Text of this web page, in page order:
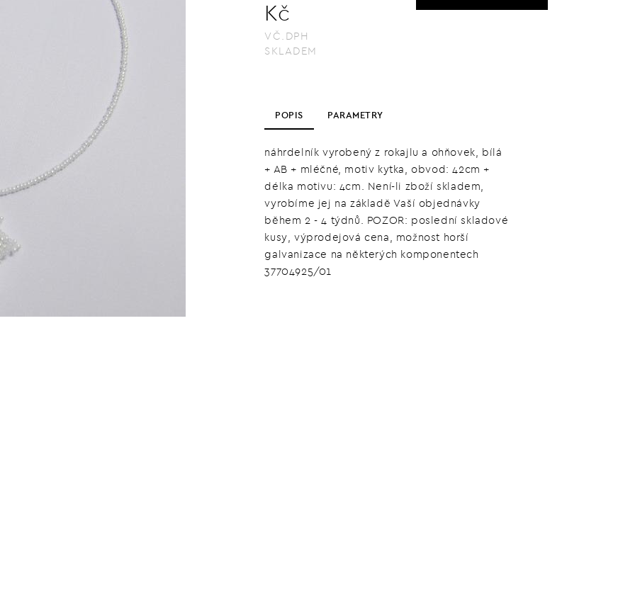
Kč
VČ.DPH
SKLADEM
POPIS PARAMETRY
náhrdelník vyrobený z rokajlu a ohňovek, bílá
+ AB + mléčné, motiv kytka, obvod: 42cm +
délka motivu: 4cm. Není-li zboží skladem,
vyrobíme jej na základě Vaší objednávky
během 2 - 4 týdnů. POZOR: poslední skladové
kusy, výprodejová cena, možnost horší
galvanizace na některých komponentech
37704925/01